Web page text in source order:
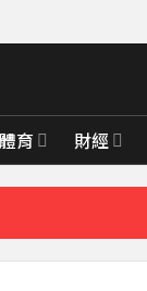
體育 財經